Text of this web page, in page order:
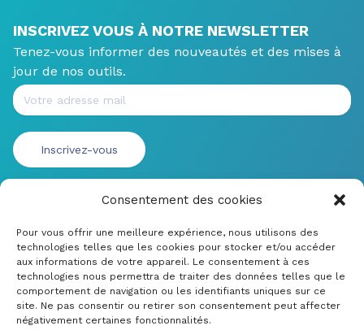
Consentement des cookies
Pour vous offrir une meilleure expérience, nous utilisons des
technologies telles que les cookies pour stocker et/ou accéder
aux informations de votre appareil. Le consentement à ces
technologies nous permettra de traiter des données telles que le
comportement de navigation ou les identifiants uniques sur ce
site. Ne pas consentir ou retirer son consentement peut affecter
négativement certaines fonctionnalités.
INSCRIVEZ VOUS À NOTRE NEWSLETTER
Tenez-vous informer des nouveautés et des mises à
jour de nos outils.